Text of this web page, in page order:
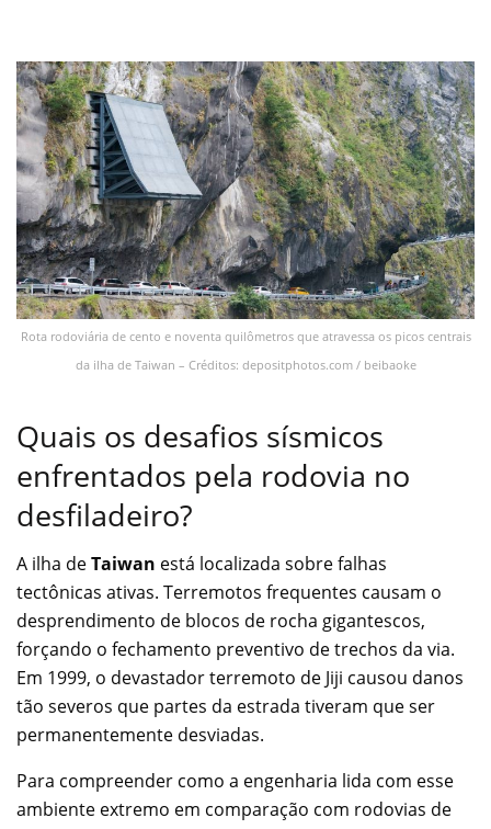
Rota rodoviária de cento e noventa quilômetros que atravessa os picos centrais
da ilha de Taiwan – Créditos: depositphotos.com / beibaoke
Quais os desafios sísmicos
enfrentados pela rodovia no
desfiladeiro?
A ilha deTaiwan está localizada sobre falhas
tectônicas ativas. Terremotos frequentes causam o
desprendimento de blocos de rocha gigantescos,
forçando o fechamento preventivo de trechos da via.
Em 1999, o devastador terremoto de Jiji causou danos
tão severos que partes da estrada tiveram que ser
permanentemente desviadas.
Para compreender como a engenharia lida com esse
ambiente extremo em comparação com rodovias de